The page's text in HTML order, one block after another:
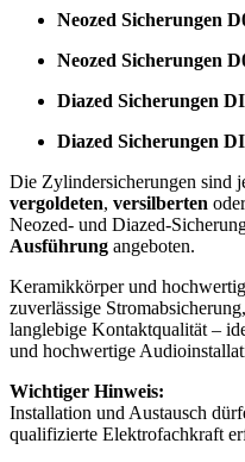
Neozed Sicherungen
Neozed Sicherungen
Diazed Sicherungen
Diazed Sicherungen
Die Zylindersicherungen sind
vergoldeten, versilberten
Neozed- und Diazed-
Ausführung angeboten.
Keramikkörper und
zuverlässige
langlebige Kontaktqualität –
und hochwertige
Wichtiger Hinweis:
Installation und Austausch
qualifizierte Elektrofachkraft